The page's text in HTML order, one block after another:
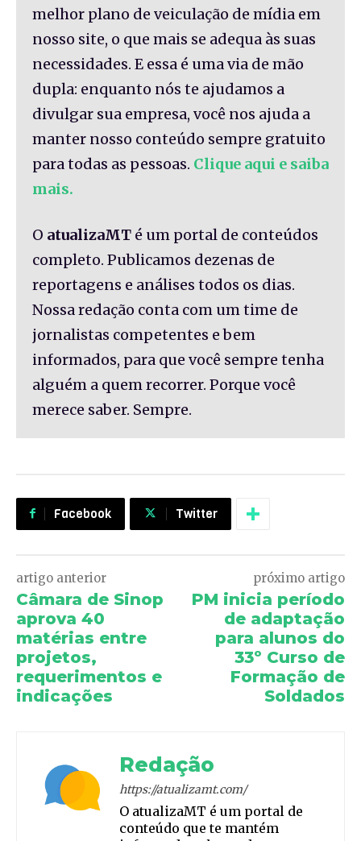
melhor plano de veiculação de mídia em
nosso site, o que mais se adequa às suas
necessidades. E essa é uma via de mão
dupla: enquanto nós te ajudamos a
divulgar sua empresa, você nos ajuda a
manter nosso conteúdo sempre gratuito
para todas as pessoas. Clique aqui e saiba
mais.
O atualizaMT é um portal de conteúdos
completo. Publicamos dezenas de
reportagens e análises todos os dias.
Nossa redação conta com um time de
jornalistas competentes e bem
informados, para que você sempre tenha
alguém a quem recorrer. Porque você
merece saber. Sempre.
Facebook Twitter
artigo anterior
Câmara de Sinop
aprova 40
matérias entre
projetos,
requerimentos e
indicações
próximo artigo
PM inicia período
de adaptação
para alunos do
33º Curso de
Formação de
Soldados
Redação
https://atualizamt.com/
O atualizaMT é um portal de
conteúdo que te mantém